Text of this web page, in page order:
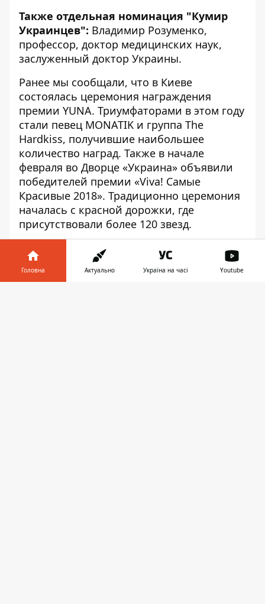
Также отдельная номинация "Кумир
Украинцев": Владимир Розуменко,
профессор, доктор медицинских наук,
заслуженный доктор Украины.
Ранее мы сообщали, что в Киеве
состоялась церемония награждения
премии YUNA. Триумфаторами в этом году
стали певец MONATIK и группа The
Hardkiss, получившие наибольшее
количество наград. Также в начале
февраля во Дворце «Украина» объявили
победителей премии «Viva! Самые
Красивые 2018». Традиционно церемония
началась с красной дорожки, где
присутствовали более 120 звезд.
Анна Макренцова
Фото, видео: Виталий Куздровский
Головна Актуально Україна на часі Youtube